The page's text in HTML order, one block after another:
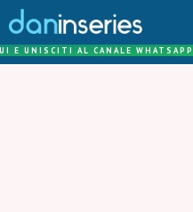
E UNISCITI AL CANALE WHATSAPP